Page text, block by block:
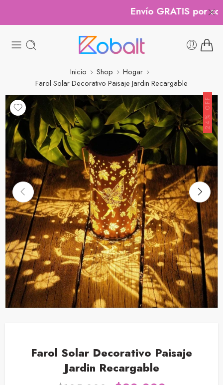
Envío GRATIS por
Inicio Shop
Hogar
Farol Solar Decorativo Paisaje Jardin Recargable
24% OFF
Farol Solar Decorativo Paisaje
Jardin Recargable